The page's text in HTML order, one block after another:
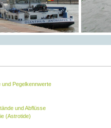
Pegelkennwerte
und Abflüsse
(Astrotide)